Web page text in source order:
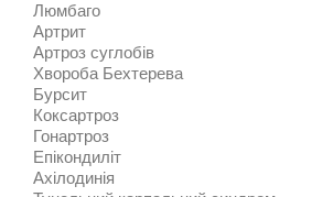
Люмбаго
Артрит
Артроз суглобів
Хвороба Бехтерева
Бурсит
Коксартроз
Гонартроз
Епікондиліт
Ахілодинія